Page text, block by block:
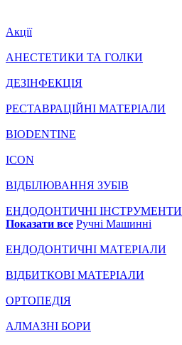
Акції
АНЕСТЕТИКИ ТА ГОЛКИ
ДЕЗІНФЕКЦІЯ
РЕСТАВРАЦІЙНІ МАТЕРІАЛИ
BIODENTINE
ICON
ВІДБІЛЮВАННЯ ЗУБІВ
ЕНДОДОНТИЧНІ ІНСТРУМЕНТИ
Показати все Ручні Машинні
ЕНДОДОНТИЧНІ МАТЕРІАЛИ
ВІДБИТКОВІ МАТЕРІАЛИ
ОРТОПЕДІЯ
АЛМАЗНІ БОРИ